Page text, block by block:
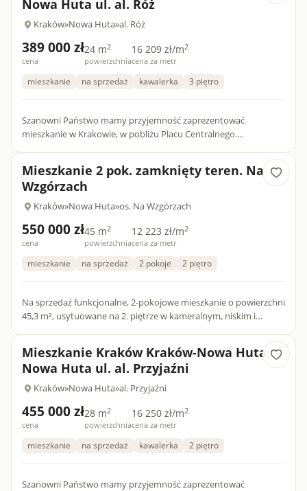
Nowa Huta ul. al. Róż
Kraków»Nowa Huta»al. Róż
389 000 zł
cena
24 m2
powierzchnia
16 209 zł/m2
cena za metr
mieszkanie na sprzedaż kawalerka 3 piętro
Szanowni Państwo mamy przyjemność zaprezentować
mieszkanie w Krakowie, w pobliżu Placu Centralnego.
Mieszkanie 2 pok. zamknięty teren. Na
Wzgórzach
Kraków»Nowa Huta»os. Na Wzgórzach
550 000 zł
cena
45 m2
powierzchnia
12 223 zł/m2
cena za metr
mieszkanie na sprzedaż 2 pokoje 2 piętro
Na sprzedaż funkcjonalne, 2-pokojowe mieszkanie o powierzchni
45,3 m², usytuowane na 2. piętrze w kameralnym, niskim i
Mieszkanie Kraków Kraków-Nowa Huta,
Nowa Huta ul. al. Przyjaźni
Kraków»Nowa Huta»al. Przyjaźni
455 000 zł
cena
28 m2
powierzchnia
16 250 zł/m2
cena za metr
mieszkanie na sprzedaż kawalerka 2 piętro
Szanowni Państwo mamy przyjemność zaprezentować